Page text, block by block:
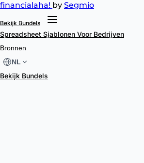
financialaha! by Segmio
Bekijk Bundels
Spreadsheet Sjablonen Voor Bedrijven
Bronnen
NL
Bekijk Bundels